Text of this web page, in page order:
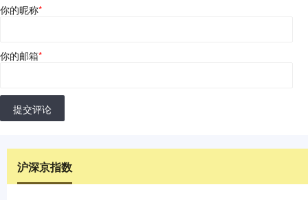
你的昵称*
你的邮箱*
提交评论
沪深京指数